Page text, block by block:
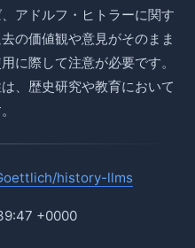
アドルフ・ヒトラーに関す
の価値観や意見がそのまま
に際して注意が必要です。
、歴史研究や教育において
history-llms
+0000